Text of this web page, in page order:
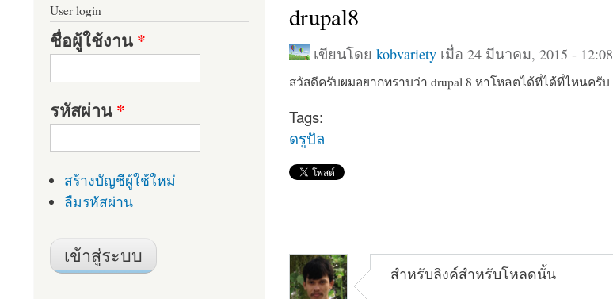
drupal8
เขียนโดยkobvariety เมื่อ 24 มีนาคม, 2015 - 12:08
สวัสดีครับผมอยากทราบว่า drupal 8 หาโหลตได้ที่ได้ที่ไหนครับ
Tags:
ดรูปัล
สำหรับลิงค์สำหรับโหลดนั้น
User login
ชื่อผู้ใช้งาน*
รหัสผ่าน*
สร้างบัญชีผู้ใช้ใหม่
ลืมรหัสผ่าน